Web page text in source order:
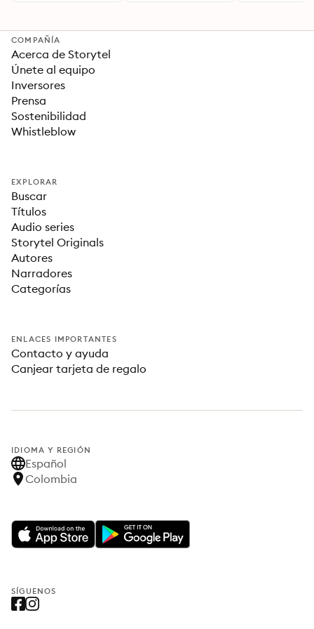
COMPAÑÍA
Acerca de Storytel
Únete al equipo
Inversores
Prensa
Sostenibilidad
Whistleblow
EXPLORAR
Buscar
Títulos
Audio series
Storytel Originals
Autores
Narradores
Categorías
ENLACES IMPORTANTES
Contacto y ayuda
Canjear tarjeta de regalo
IDIOMA Y REGIÓN
Español
Colombia
SÍGUENOS